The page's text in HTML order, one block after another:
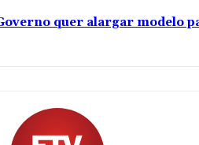
quer alargar modelo